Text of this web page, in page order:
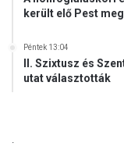
került elő Pest
Péntek 13:04
II. Szixtusz és
utat választották
.